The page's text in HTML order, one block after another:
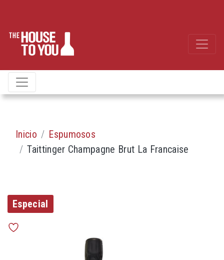
Inicio
Espumosos
Taittinger Champagne Brut La Francaise
Especial